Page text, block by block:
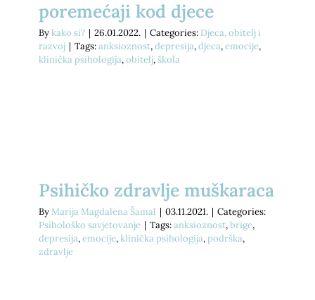
poremećaji kod djece
Bykako si? | 26.01.2022. | Categories: Djeca, obitelj i
razvoj | Tags:anksioznost,depresija,djeca,emocije,
klinička psihologija,obitelj,škola
Psihičko zdravlje muškaraca
By Marija Magdalena Šamal | 03.11.2021. | Categories:
Psihološko savjetovanje | Tags:anksioznost,brige,
depresija,emocije,klinička psihologija, podrška,
zdravlje